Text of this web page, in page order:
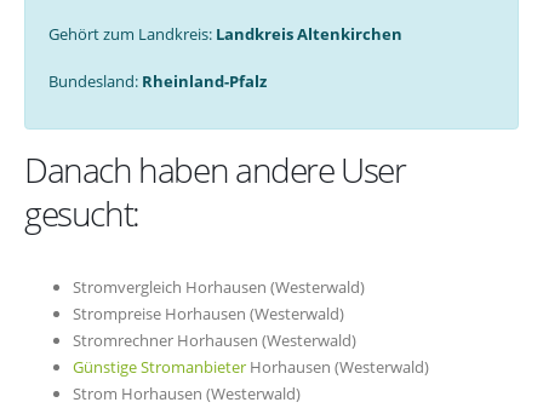
Gehört zum Landkreis: Landkreis Altenkirchen
Bundesland: Rheinland-Pfalz
Danach haben andere User
gesucht:
Stromvergleich Horhausen (Westerwald)
Strompreise Horhausen (Westerwald)
Stromrechner Horhausen (Westerwald)
Günstige Stromanbieter Horhausen (Westerwald)
Strom Horhausen (Westerwald)